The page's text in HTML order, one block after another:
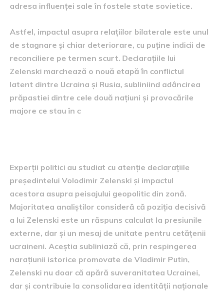
adresa influenței sale în fostele state sovietice.
Astfel, impactul asupra relațiilor bilaterale este unul
de stagnare și chiar deteriorare, cu puține indicii de
reconciliere pe termen scurt. Declarațiile lui
Zelenski marchează o nouă etapă în conflictul
latent dintre Ucraina și Rusia, subliniind adâncirea
prăpastiei dintre cele două națiuni și provocările
majore ce stau în c
Experții politici au studiat cu atenție declarațiile
președintelui Volodimir Zelenski și impactul
acestora asupra peisajului geopolitic din zonă.
Majoritatea analiștilor consideră că poziția decisivă
a lui Zelenski este un răspuns calculat la presiunile
externe, dar și un mesaj de unitate pentru cetățenii
ucraineni. Aceștia subliniază că, prin respingerea
narațiunii istorice promovate de Vladimir Putin,
Zelenski nu doar că apără suveranitatea Ucrainei,
dar și contribuie la consolidarea identității naționale